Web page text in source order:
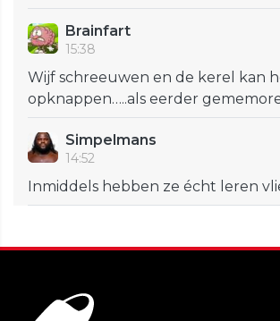
Brainfart
15:38
Wijf schreeuwen en de kerel kan
opknappen…..als eerder
Simpelmans
14:52
Inmiddels hebben ze écht leren